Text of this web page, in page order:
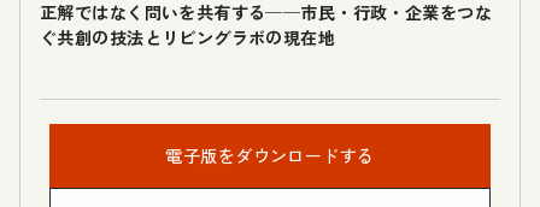
正解ではなく問いを共有する──市民・行政・企業をつな
ぐ共創の技法とリビングラボの現在地
電子版をダウンロードする